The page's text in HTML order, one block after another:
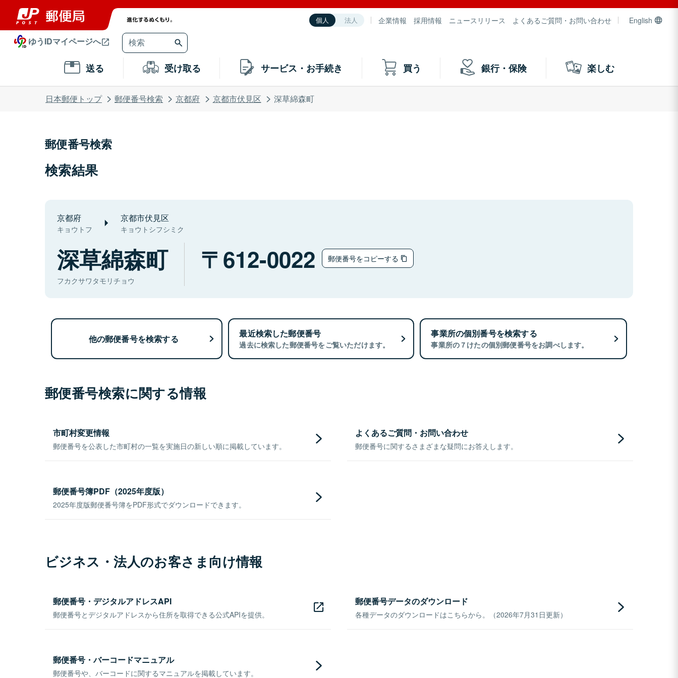
個人 法人 企業情報 採用情報 ニュースリリース よくあるご質問・お問い合わせ English
ゆうIDマイページへ
送る 受け取る サービス・お手続き 買う 銀行・保険 楽しむ
日本郵便トップ 郵便番号検索 京都府 京都市伏見区 深草綿森町
郵便番号検索
検索結果
京都府
キョウトフ
京都市伏見区
キョウトシフシミク
深草綿森町
フカクサワタモリチョウ
612-0022 郵便番号をコピーする
他の郵便番号を検索する 最近検索した郵便番号
過去に検索した郵便番号をご覧いただけます。
事業所の個別番号を検索する
事業所の７けたの個別郵便番号をお調べします。
郵便番号検索に関する情報
市町村変更情報
郵便番号を公表した市町村の一覧を実施日の新しい順に掲載しています。
よくあるご質問・お問い合わせ
郵便番号に関するさまざまな疑問にお答えします。
郵便番号簿PDF（2025年度版）
2025年度版郵便番号簿をPDF形式でダウンロードできます。
ビジネス・法人のお客さま向け情報
郵便番号・デジタルアドレスAPI
郵便番号とデジタルアドレスから住所を取得できる公式APIを提供。
郵便番号データのダウンロード
各種データのダウンロードはこちらから。（2026年7月31日更新）
郵便番号・バーコードマニュアル
郵便番号や、バーコードに関するマニュアルを掲載しています。